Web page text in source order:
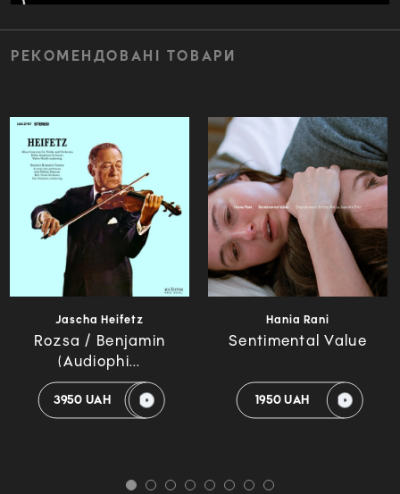
РЕКОМЕНДОВАНІ ТОВАРИ
Jascha Heifetz
Rozsa / Benjamin
(Audiophi...
3950 UAH
Hania Rani
Sentimental Value
1950 UAH